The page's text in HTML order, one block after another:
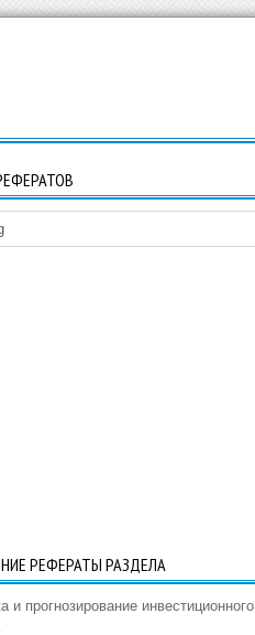
РЕФЕРАТЫ РАЗДЕЛА
и прогнозирование инвестиционного